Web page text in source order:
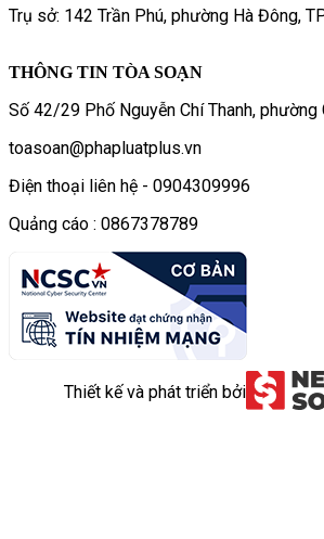
Trụ sở: 142 Trần Phú, phường Hà Đông,
THÔNG TIN TÒA SOẠN
Số 42/29 Phố Nguyễn Chí Thanh, phường
toasoan@phapluatplus.vn
Điện thoại liên hệ - 0904309996
Quảng cáo : 0867378789
Thiết kế và phát triển bởi